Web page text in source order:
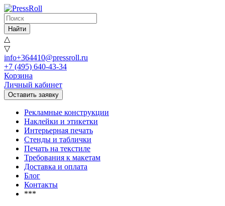
Найти
△
▽
info+364410@pressroll.ru
+7 (495) 640-43-34
Корзина
Личный кабинет
Оставить заявку
Рекламные конструкции
Наклейки и этикетки
Интерьерная печать
Стенды и таблички
Печать на текстиле
Требования к макетам
Доставка и оплата
Блог
Контакты
***